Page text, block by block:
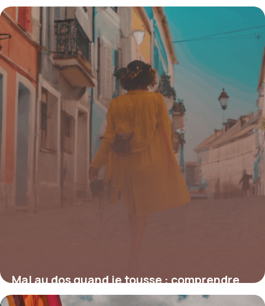
Traitements 2026
23 juin 2026
Mal au dos quand je tousse : comprendre
et agir sur ces douleurs insidieuses